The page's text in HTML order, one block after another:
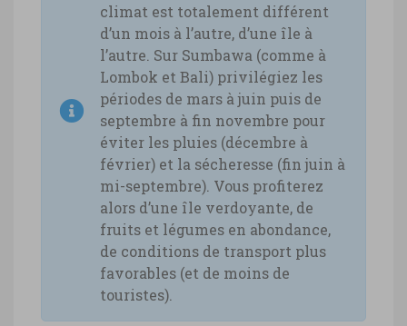
climat est totalement différent
d’un mois à l’autre, d’une île à
l’autre. Sur Sumbawa (comme à
Lombok et Bali) privilégiez les
périodes de mars à juin puis de
septembre à fin novembre pour
éviter les pluies (décembre à
février) et la sécheresse (fin juin à
mi-septembre). Vous profiterez
alors d’une île verdoyante, de
fruits et légumes en abondance,
de conditions de transport plus
favorables (et de moins de
touristes).